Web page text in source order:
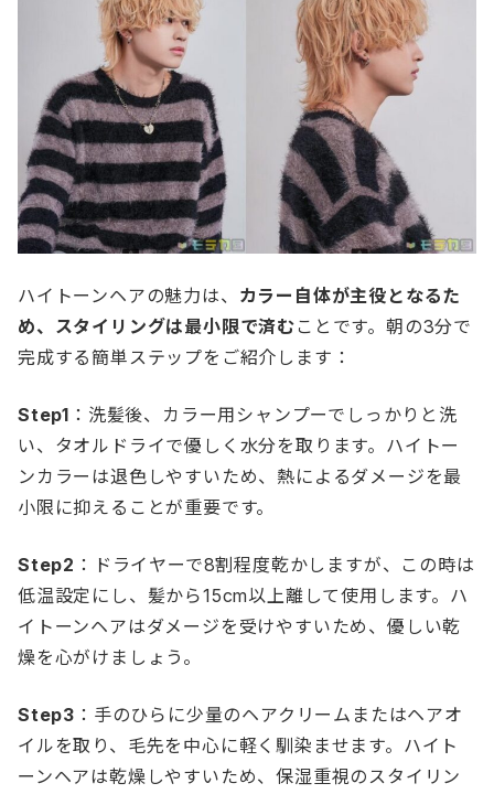
ハイトーンヘアの魅力は、 カラー自体が主役となるた
め、スタイリングは最小限で済む ことです。朝の3分で
完成する簡単ステップをご紹介します：
Step1 ：洗髪後、カラー用シャンプーでしっかりと洗
い、タオルドライで優しく水分を取ります。ハイトー
ンカラーは退色しやすいため、熱によるダメージを最
小限に抑えることが重要です。
Step2 ：ドライヤーで8割程度乾かしますが、この時は
低温設定にし、髪から15cm以上離して使用します。ハ
イトーンヘアはダメージを受けやすいため、優しい乾
燥を心がけましょう。
Step3 ：手のひらに少量のヘアクリームまたはヘアオ
イルを取り、毛先を中心に軽く馴染ませます。ハイト
ーンヘアは乾燥しやすいため、保湿重視のスタイリン